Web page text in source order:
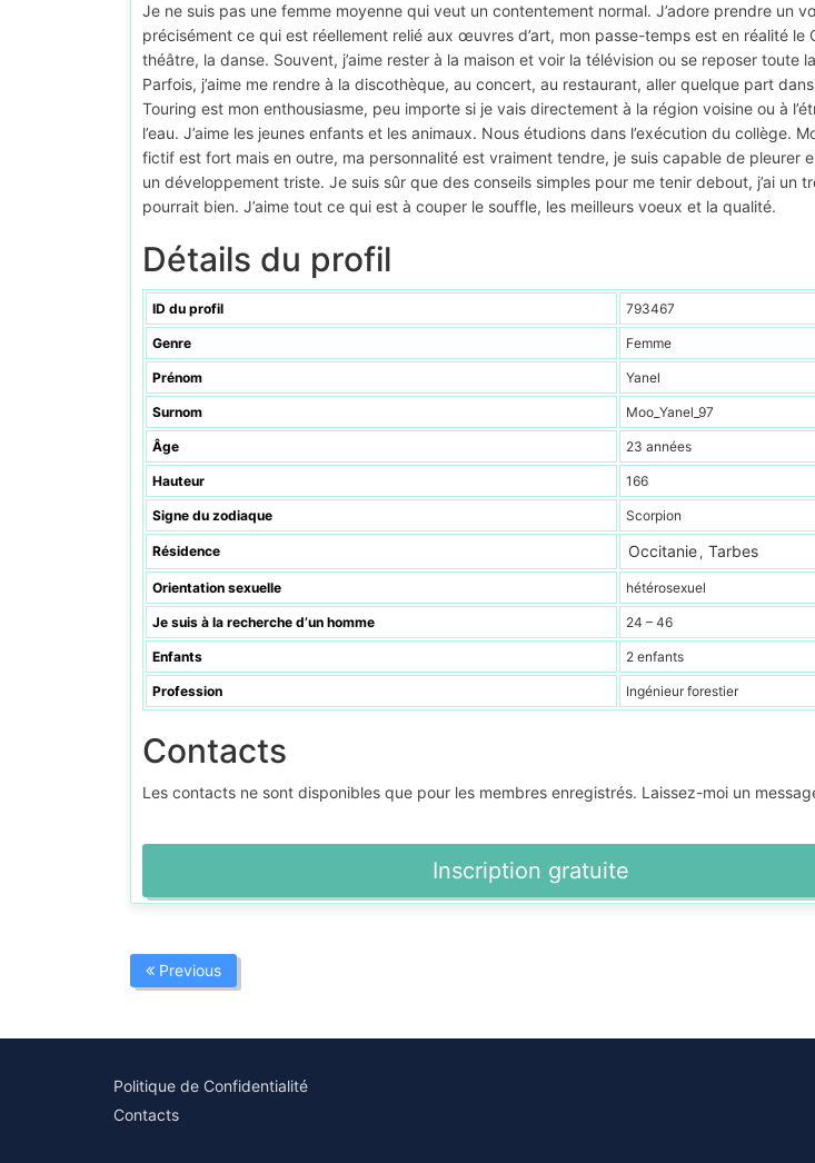
Je ne suis pas une femme moyenne qui veut un contentement normal. J’adore prendre un
précisément ce qui est réellement relié aux œuvres d’art, mon passe-temps est en réalité le
théâtre, la danse. Souvent, j’aime rester à la maison et voir la télévision ou se reposer toute
Parfois, j’aime me rendre à la discothèque, au concert, au restaurant, aller quelque part
Touring est mon enthousiasme, peu importe si je vais directement à la région voisine ou à
l’eau. J’aime les jeunes enfants et les animaux. Nous étudions dans l’exécution du collège.
fictif est fort mais en outre, ma personnalité est vraiment tendre, je suis capable de pleurer
un développement triste. Je suis sûr que des conseils simples pour me tenir debout, j’ai un
pourrait bien. J’aime tout ce qui est à couper le souffle, les meilleurs voeux et la qualité.
Détails du profil
ID du profil 793467
Genre Femme
Prénom Yanel
Surnom Moo_Yanel_97
Âge 23 années
Hauteur 166
Signe du zodiaque Scorpion
Résidence Occitanie , Tarbes
Orientation sexuelle hétérosexuel
Je suis à la recherche d’un homme 24 – 46
Enfants 2 enfants
Profession Ingénieur forestier
Contacts
Les contacts ne sont disponibles que pour les membres enregistrés. Laissez-moi un
Inscription gratuite
Previous
Politique de Confidentialité
Contacts